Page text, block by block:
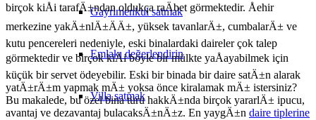
Gayrimenkul satmak
Emlakı değerlendirin
Villa satmak
birçok kiÅi tarafÄ±ndan oldukça raÄbet görmektedir. Åehir
merkezine yakÄ±nlÄ±ÄÄ±, yüksek tavanlarÄ±, cumbalarÄ± ve
kutu pencereleri nedeniyle, eski binalardaki daireler çok talep
görmektedir ve birçok kiÅi böyle bir mülkte yaÅayabilmek için
küçük bir servet ödeyebilir. Eski bir binada bir daire satÄ±n alarak
yatÄ±rÄ±m yapmak mÄ± yoksa önce kiralamak mÄ± istersiniz?
Bu makalede, bu özel bina türü hakkÄ±nda birçok yararlÄ± ipucu,
avantaj ve dezavantaj bulacaksÄ±nÄ±z. En yaygÄ±n daire tiplerine